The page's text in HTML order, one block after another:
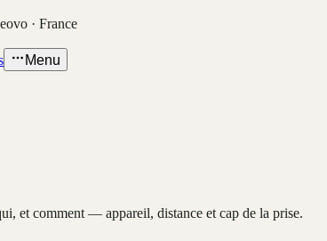
· France
Menu
et comment — appareil, distance et cap de la prise.